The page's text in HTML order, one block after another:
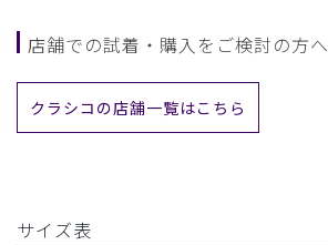
店舗での試着・購入をご検討の方へ
クラシコの店舗一覧はこちら
サイズ表